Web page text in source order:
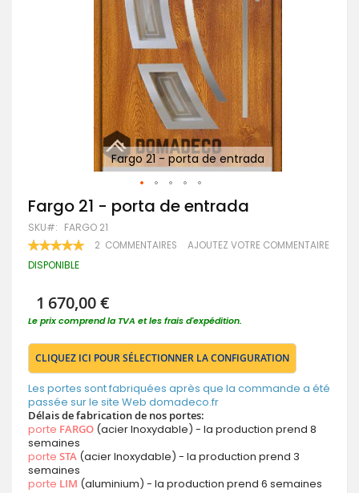
Fargo 21 - porta de entrada
Passer
au
début
de
Galerie
Fargo 21 - porta de entrada
SKU FARGO 21
RATING: 2 COMMENTAIRES AJOUTEZ VOTRE COMMENTAIRE
DISPONIBLE
1 670,00 €
Le prix comprend la TVA et les frais d'expédition.
CLIQUEZ ICI POUR SÉLECTIONNER LA CONFIGURATION
Les portes sont fabriquées après que la commande a été
passée sur le site Web domadeco.fr
Délais de fabrication de nos portes:
porte FARGO (acier Inoxydable) - la production prend 8
semaines
porte STA (acier Inoxydable) - la production prend 3
semaines
porte LIM (aluminium) - la production prend 6 semaines